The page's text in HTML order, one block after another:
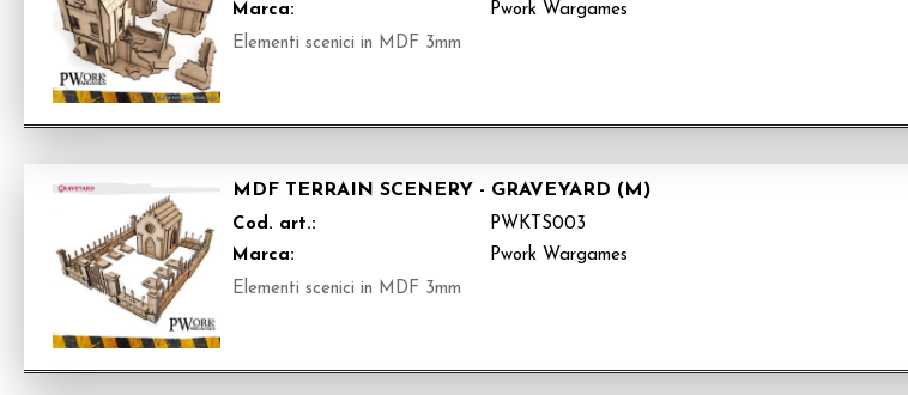
Marca:
Pwork Wargames
Elementi scenici in MDF 3mm
MDF TERRAIN SCENERY - GRAVEYARD (M)
Cod. art.:
PWKTS003
Marca:
Pwork Wargames
Elementi scenici in MDF 3mm